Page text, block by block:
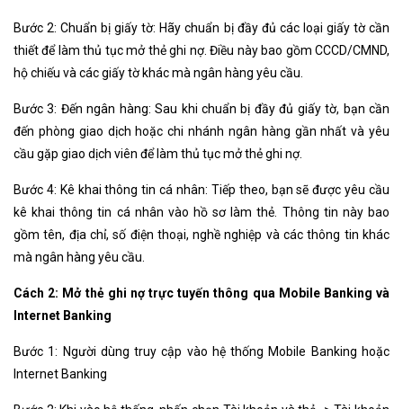
Bước 2: Chuẩn bị giấy tờ: Hãy chuẩn bị đầy đủ các loại giấy tờ cần
thiết để làm thủ tục mở thẻ ghi nợ. Điều này bao gồm CCCD/CMND,
hộ chiếu và các giấy tờ khác mà ngân hàng yêu cầu.
Bước 3: Đến ngân hàng: Sau khi chuẩn bị đầy đủ giấy tờ, bạn cần
đến phòng giao dịch hoặc chi nhánh ngân hàng gần nhất và yêu
cầu gặp giao dịch viên để làm thủ tục mở thẻ ghi nợ.
Bước 4: Kê khai thông tin cá nhân: Tiếp theo, bạn sẽ được yêu cầu
kê khai thông tin cá nhân vào hồ sơ làm thẻ. Thông tin này bao
gồm tên, địa chỉ, số điện thoại, nghề nghiệp và các thông tin khác
mà ngân hàng yêu cầu.
Cách 2: Mở thẻ ghi nợ trực tuyến thông qua Mobile Banking và
Internet Banking
Bước 1: Người dùng truy cập vào hệ thống Mobile Banking hoặc
Internet Banking